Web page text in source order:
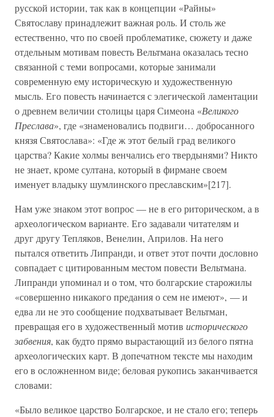
русской истории, так как в концепции «Райны»
Святославу принадлежит важная роль. И столь же
естественно, что по своей проблематике, сюжету и даже
отдельным мотивам повесть Вельтмана оказалась тесно
связанной с теми вопросами, которые занимали
современную ему историческую и художественную
мысль. Его повесть начинается с элегической ламентации
о древнем величии столицы царя Симеона «Великого
Преслава», где «знаменовались подвиги… добросанного
князя Святослава»: «Где ж этот белый град великого
царства? Какие холмы венчались его твердынями? Никто
не знает, кроме султана, который в фирмане своем
именует владыку шумлинского преславским»[217].
Нам уже знаком этот вопрос — не в его риторическом, а в
археологическом варианте. Его задавали читателям и
друг другу Тепляков, Венелин, Априлов. На него
пытался ответить Липранди, и ответ этот почти дословно
совпадает с цитированным местом повести Вельтмана.
Липранди упоминал и о том, что болгарские старожилы
«совершенно никакого предания о сем не имеют», — и
едва ли не это сообщение подхватывает Вельтман,
превращая его в художественный мотив исторического
забвения, как будто прямо вырастающий из белого пятна
археологических карт. В допечатном тексте мы находим
его в осложненном виде; беловая рукопись заканчивается
словами:
«Было великое царство Болгарское, и не стало его; теперь